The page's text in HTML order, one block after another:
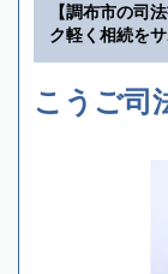
【調布市の司
ク軽く相続を
こうご司